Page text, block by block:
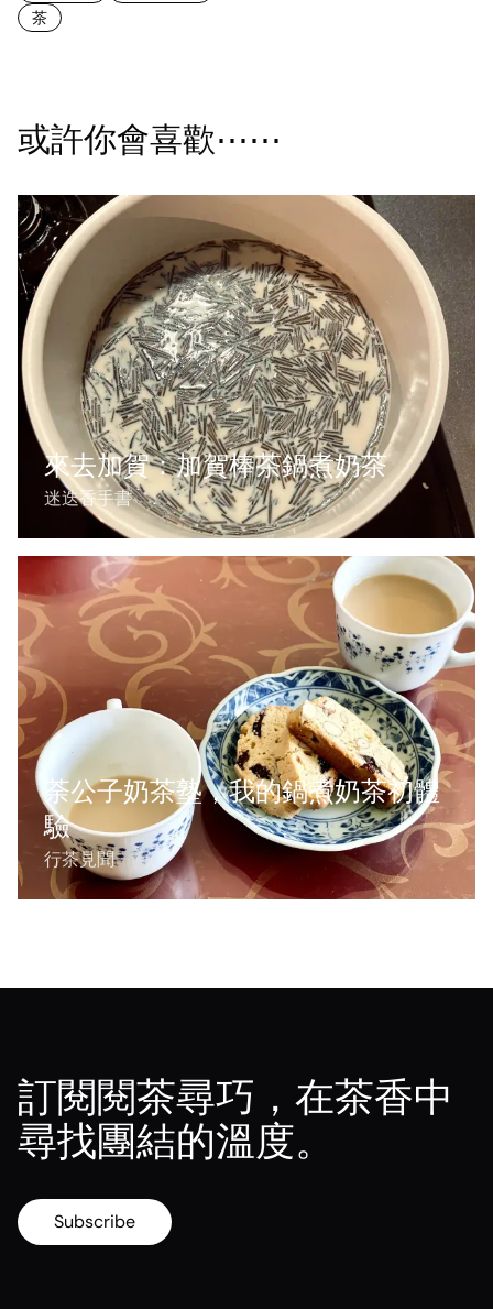
茶
或許你會喜歡⋯⋯
來去加賀：加賀棒茶鍋煮奶茶
迷迭香手書
荼公子奶茶塾，我的鍋煮奶茶初體
驗
行茶見聞
訂閱閱茶尋巧，在茶香中
尋找團結的溫度。
Subscribe